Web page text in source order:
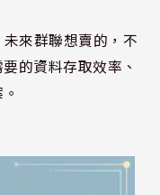
來群聯想賣的，不
的資料存取效率、